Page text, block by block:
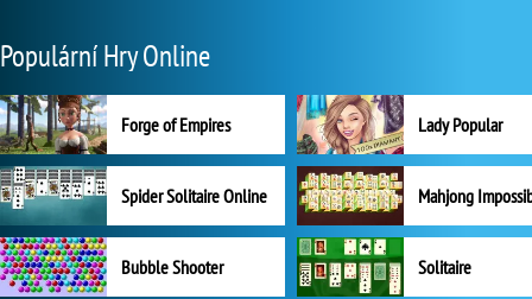
Populární Hry Online
Forge of Empires Lady Popular
Spider Solitaire Online Mahjong
Bubble Shooter Solitaire